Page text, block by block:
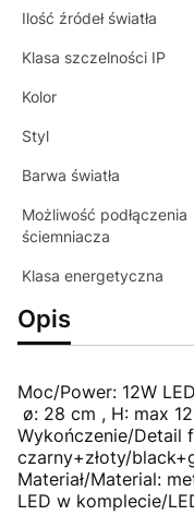
Ilość źródeł światła
Klasa szczelności IP
Kolor
Styl
Barwa światła
Możliwość podłączenia
ściemniacza
Klasa energetyczna
Opis
Moc/Power: 12W
ø: 28 cm , H: max
Wykończenie/Detail
czarny+złoty/
Materiał/Material:
LED w komplecie/